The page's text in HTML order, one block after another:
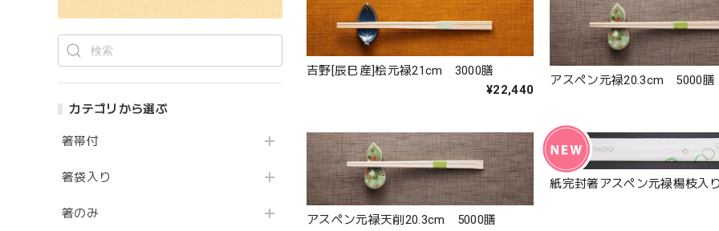
カテゴリから選ぶ
箸帯付
箸袋入り
箸のみ
吉野[辰巳産]桧元禄21cm 3000膳
¥22,440
アスペン元禄20.3cm 5000膳
アスペン元禄天削20.3cm 5000膳
紙完封箸アスペン元禄楊枝入